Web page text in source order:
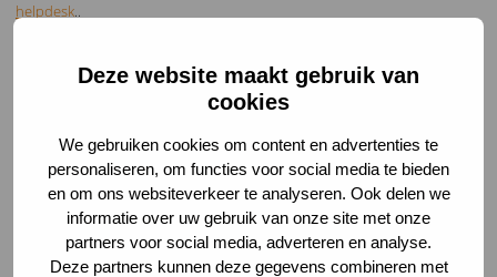
Deze website maakt gebruik van
cookies
We gebruiken cookies om content en advertenties te
personaliseren, om functies voor social media te bieden
en om ons websiteverkeer te analyseren. Ook delen we
informatie over uw gebruik van onze site met onze
partners voor social media, adverteren en analyse.
Deze partners kunnen deze gegevens combineren met
helpdesk..
Downloads
Folder Goeree-Overflakkee
Regionale richtlijn signaleren
Infographic VIR/Meldcode